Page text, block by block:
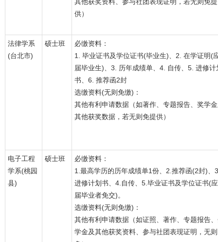
供）
法律学系
(台北市)
硕士班
必缴资料：
1. 毕业证书及学位证书(毕业生)、2. 在学证明(
届毕业生)、3. 历年成绩单、4. 自传、5. 进修计
书、6. 推荐函2封
选缴资料(无则免缴)：
其他有利申请数据（如著作、专题报告、奖学
其他获奖数据，若无则免提供）
电子工程
学系(桃园
县)
硕士班
必缴资料：
1.最高学历的历年成绩单1份、2.推荐函(2封)、
进修计划书、4.自传、5.毕业证书及学位证书(应
届毕业者免交)。
选缴资料(无则免缴)：
其他有利申请数据（如证照、著作、专题报告
学金及其他获奖资料、参与社团表现证明，无则